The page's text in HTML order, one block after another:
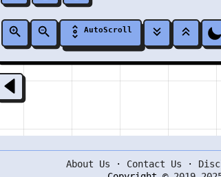
AutoScroll
About Us · Contact Us ·